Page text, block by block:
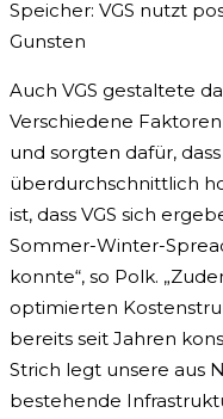
Speicher: VGS nutzt
Gunsten
Auch VGS gestaltete
Verschiedene
und sorgten dafür,
überdurchschnittlich
ist, dass VGS sich
Sommer-Winter-
konnte“, so Polk.
optimierten
bereits seit Jahren
Strich legt unsere aus
bestehende